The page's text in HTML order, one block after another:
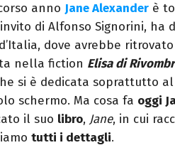
anno Jane Alexander è
di Alfonso Signorini, ha
dove avrebbe ritrovato
nella fiction Elisa di
si è dedicata soprattutto
schermo. Ma cosa fa oggi
il suo libro, Jane, in cui
tutti i dettagli.